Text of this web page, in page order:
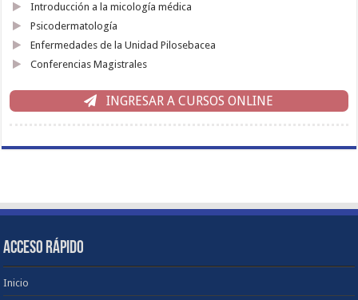
Introducción a la micología médica
Psicodermatología
Enfermedades de la Unidad Pilosebacea
Conferencias Magistrales
INGRESAR A CURSOS ONLINE
ACCESO RÁPIDO
Inicio